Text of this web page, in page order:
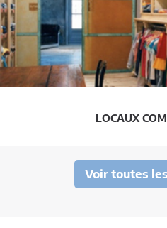
LOCAUX
Voir toutes